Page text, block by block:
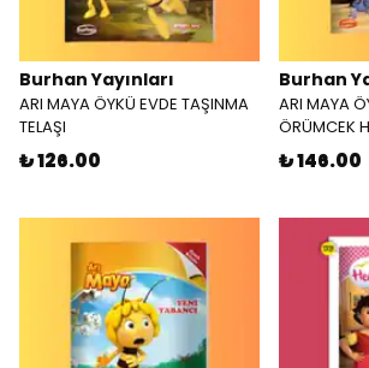
Burhan Yayınları
ARI MAYA ÖYKÜ EVDE TAŞINMA
TELAŞI
₺ 126.00
Burhan
ARI MAYA
ÖRÜMCEK
₺ 146.00